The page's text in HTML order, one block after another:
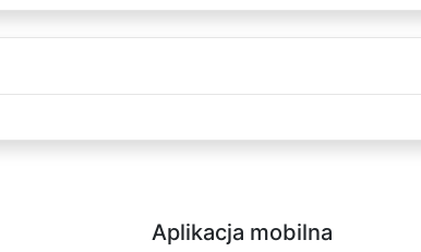
Aplikacja mobilna